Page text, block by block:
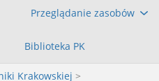
Przeglądanie zasobów
Biblioteka PK
Krakowskiej >